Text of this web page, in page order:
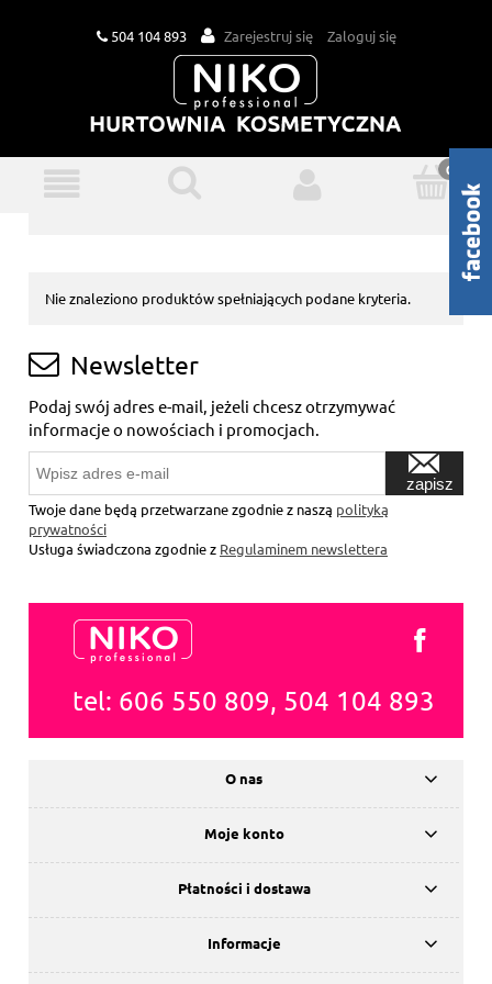
504 104 893 Zarejestruj się Zaloguj się
Nie znaleziono produktów spełniających podane kryteria.
Newsletter
Podaj swój adres e-mail, jeżeli chcesz otrzymywać
informacje o nowościach i promocjach.
zapisz
Twoje dane będą przetwarzane zgodnie z naszą polityką
prywatności
Usługa świadczona zgodnie z Regulaminem newslettera
tel: 606 550 809, 504 104 893
O nas
Moje konto
Płatności i dostawa
Informacje